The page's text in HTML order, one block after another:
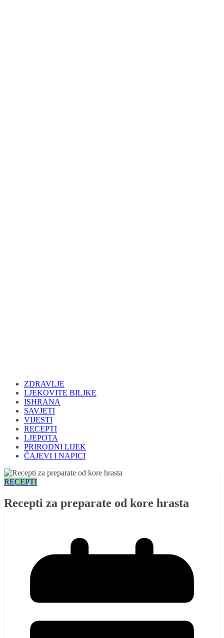
ZDRAVLJE
LJEKOVITE BILJKE
ISHRANA
SAVJETI
VIJESTI
RECEPTI
LJEPOTA
PRIRODNI LIJEK
ČAJEVI I NAPICI
RECEPTI
Recepti za preparate od kore hrasta